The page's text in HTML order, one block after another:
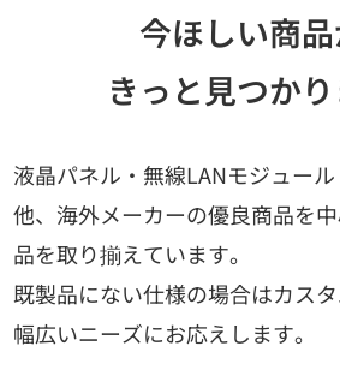
今ほしい商品
きっと見つかり
液晶パネル・無線LANモジュー
他、海外メーカーの優良商品を
品を取り揃えています。
既製品にない仕様の場合はカスタ
幅広いニーズにお応えします。